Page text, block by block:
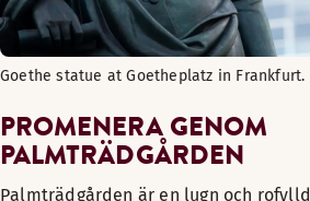
Goethe statue at Goetheplatz in Frankfurt.
PROMENERA GENOM
PALMTRÄDGÅRDEN
Palmträdgården är en lugn och